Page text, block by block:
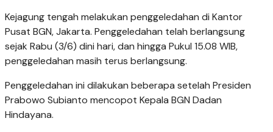
Kejagung tengah melakukan penggeledahan di Kantor
Pusat BGN, Jakarta. Penggeledahan telah berlangsung
sejak Rabu (3/6) dini hari, dan hingga Pukul 15.08 WIB,
penggeledahan masih terus berlangsung.
Penggeledahan ini dilakukan beberapa setelah Presiden
Prabowo Subianto mencopot Kepala BGN Dadan
Hindayana.